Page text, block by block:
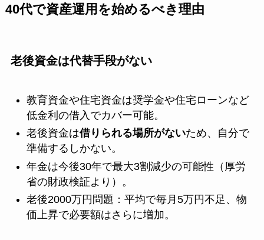
40代で資産運用を始めるべき理由
老後資金は代替手段がない
教育資金や住宅資金は奨学金や住宅ローンなど
低金利の借入でカバー可能。
老後資金は借りられる場所がないため、自分で
準備するしかない。
年金は今後30年で最大3割減少の可能性（厚労
省の財政検証より）。
老後2000万円問題：平均で毎月5万円不足、物
価上昇で必要額はさらに増加。